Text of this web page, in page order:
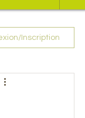
Inscription